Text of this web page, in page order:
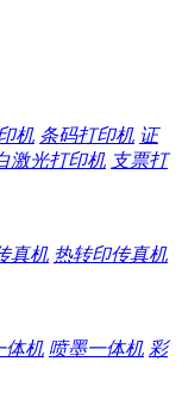
机 条码打印机 证
激光打印机 支票打
真机 热转印传真机
体机 喷墨一体机 彩